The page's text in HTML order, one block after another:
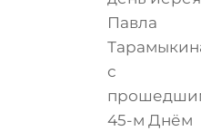
Павла
с
45-м Днём